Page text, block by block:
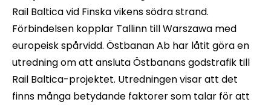
Rail Baltica vid Finska vikens södra strand.
Förbindelsen kopplar Tallinn till Warszawa med
europeisk spårvidd. Östbanan Ab har låtit göra en
utredning om att ansluta Östbanans godstrafik till
Rail Baltica-projektet. Utredningen visar att det
finns många betydande faktorer som talar för att